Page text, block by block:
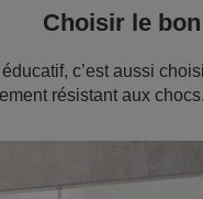
Choisir le
c’est aussi
résistant aux